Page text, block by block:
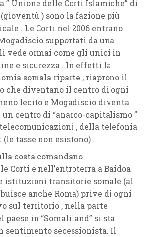
” Unione delle Corti Islamiche” di
(gioventù ) sono la fazione più
. Le Corti nel 2006 entrano
supportati da una
vede ormai come gli unici in
e sicurezza . In effetti la
somala riparte , riaprono il
che diventano il centro di ogni
lecito e Mogadiscio diventa
centro di “anarco-capitalismo ”
, della telefonia
tasse non esistono) .
costa comandano
Corti e nell’entroterra a Baidoa
istituzioni transitorie somale (al
anche Roma) prive di ogni
sul territorio , nella parte
in “Somaliland” si sta
sentimento secessionista. Il